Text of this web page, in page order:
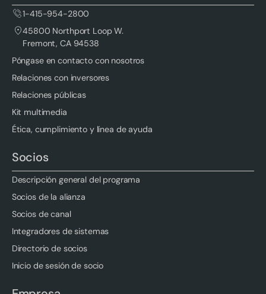
1-415-954-2800
45800 Northport Loop W.
Fremont, CA 94538
Póngase en contacto con nosotros
Relaciones con inversores
Relaciones públicas
Kit multimedia
Ética, cumplimiento y línea de ayuda
Socios
Descripción general del programa
Socios de la alianza
Socios de canal
Integradores de sistemas
Directorio de socios
Inicio de sesión de socio